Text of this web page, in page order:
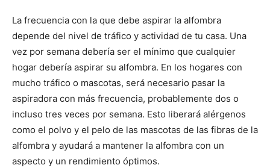
La frecuencia con la que debe aspirar la alfombra
depende del nivel de tráfico y actividad de tu casa. Una
vez por semana debería ser el mínimo que cualquier
hogar debería aspirar su alfombra. En los hogares con
mucho tráfico o mascotas, será necesario pasar la
aspiradora con más frecuencia, probablemente dos o
incluso tres veces por semana. Esto liberará alérgenos
como el polvo y el pelo de las mascotas de las fibras de la
alfombra y ayudará a mantener la alfombra con un
aspecto y un rendimiento óptimos.